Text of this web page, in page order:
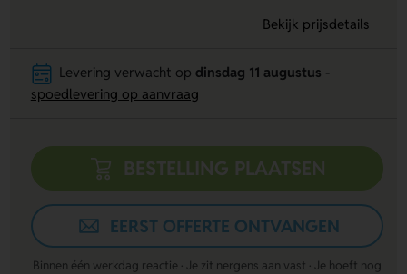
Bekijk prijsdetails
Levering verwacht op dinsdag 11 augustus
spoedlevering op aanvraag
BESTELLING PLAATSEN
EERST OFFERTE ONTVANGEN
Binnen één werkdag reactie · Je zit nergens aan vast · Je hoeft nog